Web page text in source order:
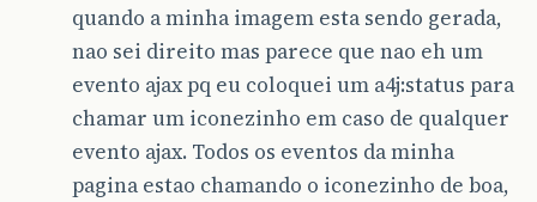
quando a minha imagem esta sendo gerada,
nao sei direito mas parece que nao eh um
evento ajax pq eu coloquei um a4j:status para
chamar um iconezinho em caso de qualquer
evento ajax. Todos os eventos da minha
pagina estao chamando o iconezinho de boa,